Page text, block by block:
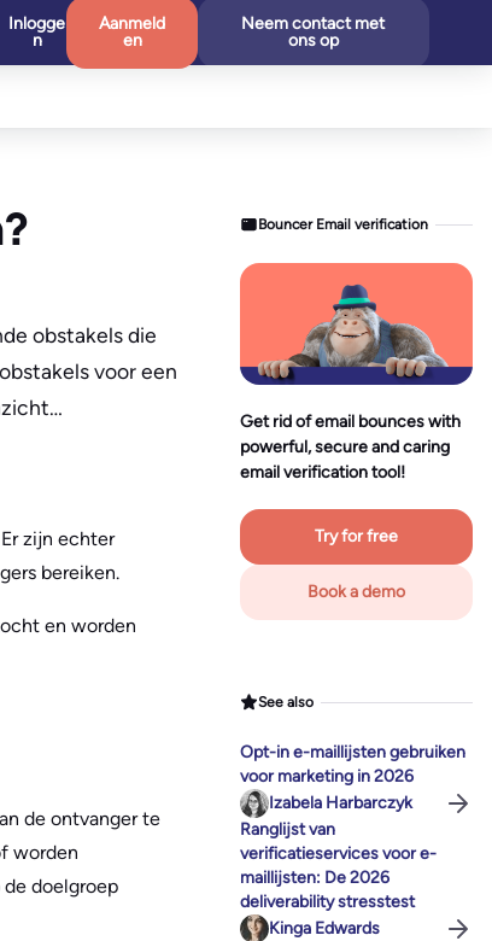
Inlogge
n
Aanmeld
en
Neem contact met
ons op
obstakels die
voor een
zijn echter
bereiken.
en worden
de ontvanger te
worden
doelgroep
Bouncer Email verification
Get rid of email bounces with
powerful, secure and caring
email verification tool!
Try for free
Book a demo
See also
Opt-in e-maillijsten gebruiken
voor marketing in 2026
Izabela Harbarczyk
Ranglijst van
verificatieservices voor e-
maillijsten: De 2026
deliverability stresstest
Kinga Edwards